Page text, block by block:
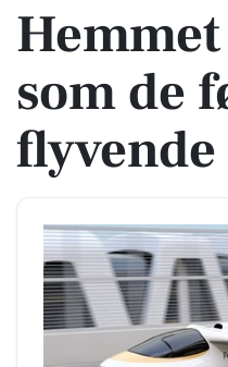
som de